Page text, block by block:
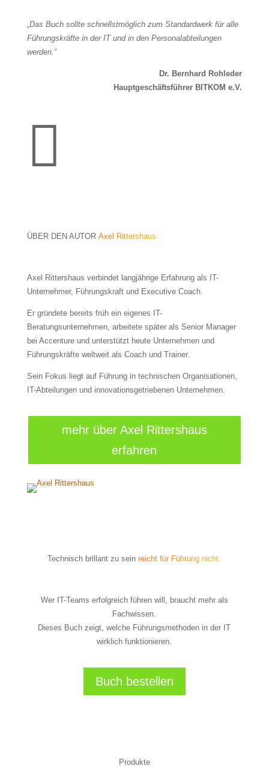
„Das Buch sollte schnellstmöglich zum Standardwerk für alle
Führungskräfte in der IT und in den Personalabteilungen
werden.“
Dr. Bernhard Rohleder
Hauptgeschäftsführer BITKOM e.V.

ÜBER DEN AUTOR Axel Rittershaus
Axel Rittershaus verbindet langjährige Erfahrung als IT-
Unternehmer, Führungskraft und Executive Coach.
Er gründete bereits früh ein eigenes IT-
Beratungsunternehmen, arbeitete später als Senior Manager
bei Accenture und unterstützt heute Unternehmen und
Führungskräfte weltweit als Coach und Trainer.
Sein Fokus liegt auf Führung in technischen Organisationen,
IT-Abteilungen und innovationsgetriebenen Unternehmen.
mehr über Axel Rittershaus
erfahren
Technisch brillant zu seinreicht für Führung nicht.
Wer IT-Teams erfolgreich führen will, braucht mehr als
Fachwissen.
Dieses Buch zeigt, welche Führungsmethoden in der IT
wirklich funktionieren.
Buch bestellen
Produkte